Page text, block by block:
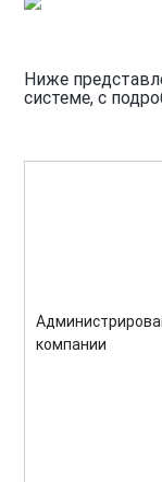
Ниже
системе, с
компании